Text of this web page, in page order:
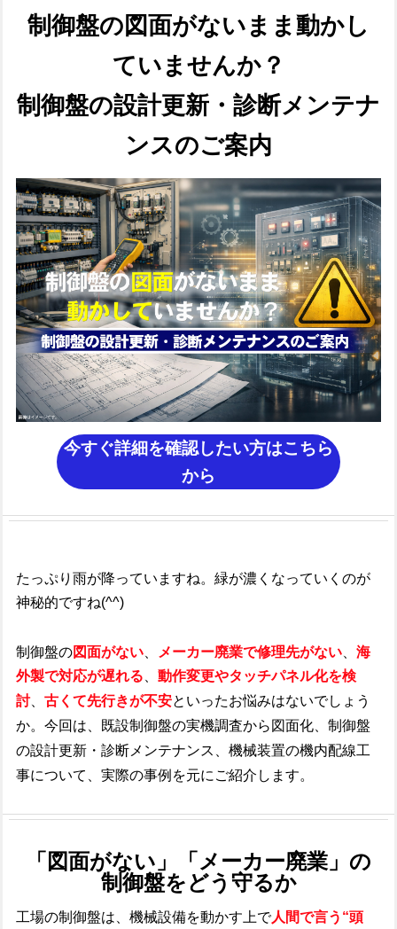
制御盤の図面がないまま動かし
ていませんか？
制御盤の設計更新・診断メンテナ
ンスのご案内
今すぐ詳細を確認したい方はこちら
から
たっぷり雨が降っていますね。緑が濃くなっていくのが
神秘的ですね(^^)
制御盤の図面がない メーカー廃業で修理先がない
海
外製で対応が遅れる
動作変更やタッチパネル化を検
討、 古くて先行きが不安といったお悩みはないでしょう
か。今回は、既設制御盤の実機調査から図面化、制御盤
の設計更新・診断メンテナンス、 機械装置の機内配線工
事について、実際の事例を元にご紹介します。
「図面がない」「メーカー廃業」の
制御盤をどう守るか
工場の制御盤は、機械設備を動かす上で人間で言う“頭